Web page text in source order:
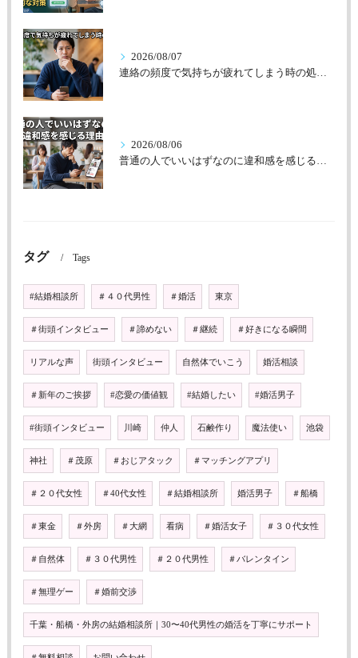
2026/08/07
連絡の頻度で気持ちが疲れてしまう時の処方箋
2026/08/06
普通の人でいいはずなのに違和感を感じる理由
タグ Tags
#結婚相談所 ＃４０代男性 ＃婚活 東京
＃街頭インタビュー ＃諦めない ＃継続 ＃好きになる瞬間
リアルな声 街頭インタビュー 自然体でいこう 婚活相談
＃新年のご挨拶 #恋愛の価値観 #結婚したい #婚活男子
#街頭インタビュー 川崎 仲人 石鹸作り 魔法使い 池袋
神社 ＃茂原 ＃おじアタック ＃マッチングアプリ
＃２０代女性 ＃40代女性 ＃結婚相談所 婚活男子 ＃船橋
＃東金 ＃外房 ＃大網 看病 ＃婚活女子 ＃３０代女性
＃自然体 ＃３０代男性 ＃２０代男性 ＃バレンタイン
＃無理ゲー ＃婚前交渉
千葉・船橋・外房の結婚相談所｜30〜40代男性の婚活を丁寧にサポート